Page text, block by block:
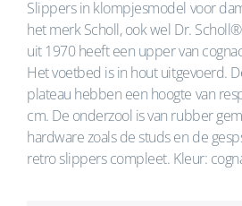
Slippers in klompjesmodel voor
het merk Scholl, ook wel Dr.
uit 1970 heeft een upper van
Het voetbed is in hout uitgevoerd.
plateau hebben een hoogte van
cm. De onderzool is van rubber
hardware zoals de studs en de
retro slippers compleet. Kleur: